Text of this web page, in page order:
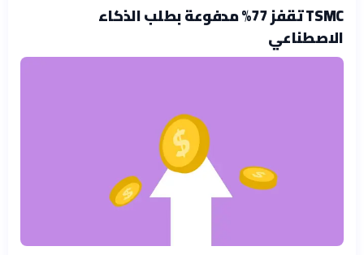
TSMC تقفز 77% مدفوعة بطلب الذكاء
الاصطناعي